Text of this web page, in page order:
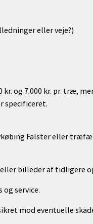
eller veje?)
og 7.000 kr. pr. træ,
specificeret.
Falster eller
billeder af tidligere
service.
mod eventuelle